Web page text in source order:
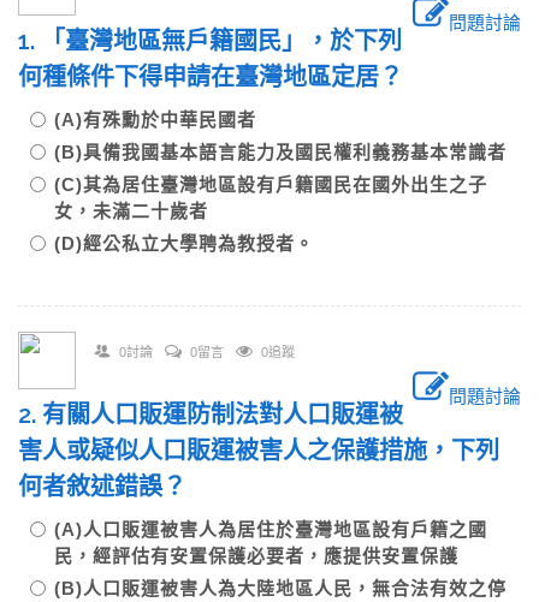
問題討論
1. 「臺灣地區無戶籍國民」，於下列
何種條件下得申請在臺灣地區定居？
(A)有殊勳於中華民國者
(B)具備我國基本語言能力及國民權利義務基本常識者
(C)其為居住臺灣地區設有戶籍國民在國外出生之子
女，未滿二十歲者
(D)經公私立大學聘為教授者。
0討論 0留言 0追蹤
問題討論
2. 有關人口販運防制法對人口販運被
害人或疑似人口販運被害人之保護措施，下列
何者敘述錯誤？
(A)人口販運被害人為居住於臺灣地區設有戶籍之國
民，經評估有安置保護必要者，應提供安置保護
(B)人口販運被害人為大陸地區人民，無合法有效之停